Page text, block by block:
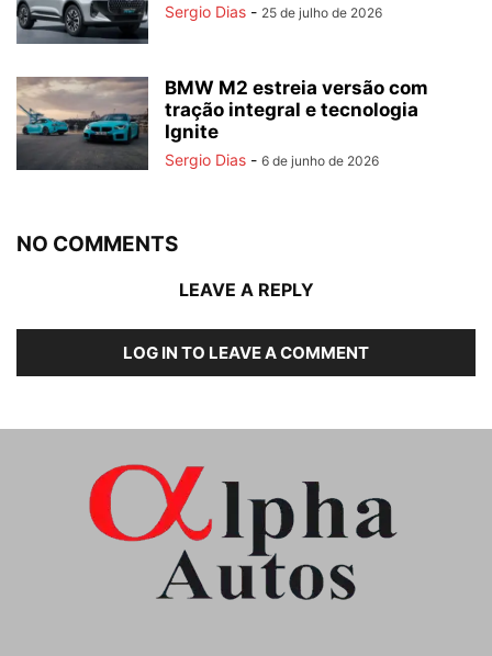
Sergio Dias - 25 de julho de 2026
BMW M2 estreia versão com
tração integral e tecnologia
Ignite
Sergio Dias - 6 de junho de 2026
NO COMMENTS
LEAVE A REPLY
LOG IN TO LEAVE A COMMENT